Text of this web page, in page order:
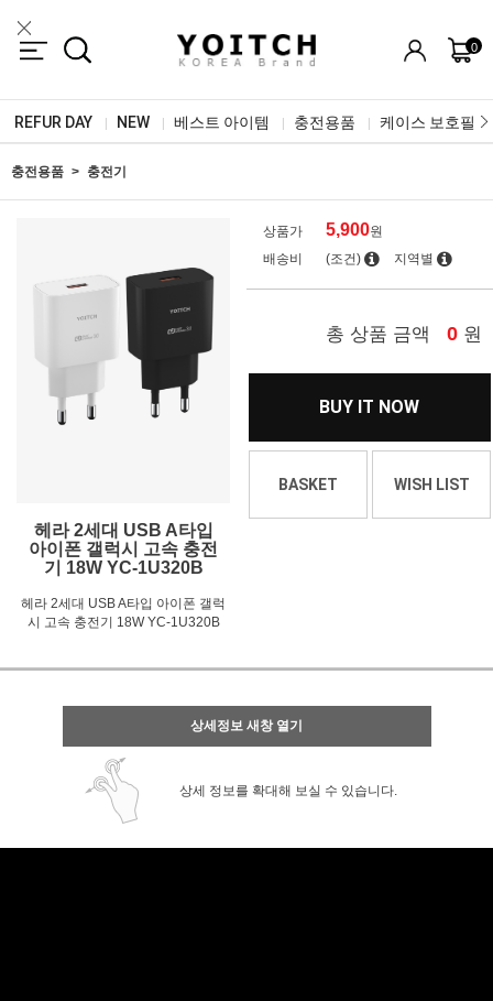
0
REFUR DAY NEW 베스트 아이템 충전용품 케이스 보호필름
충전용품 충전기
헤라 2세대 USB A타입
아이폰 갤럭시 고속 충전
기 18W YC-1U320B
헤라 2세대 USB A타입 아이폰 갤럭
시 고속 충전기 18W YC-1U320B
상품가 5,900원
배송비
(조건) 지역별
총 상품 금액 0 원
BUY IT NOW
BASKET WISH LIST
상세정보 새창 열기
상세 정보를 확대해 보실 수 있습니다.